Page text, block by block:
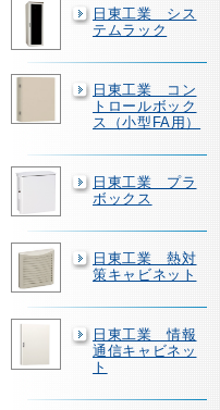
日東工業 シス
テムラック
日東工業 コン
トロールボック
ス（小型FA用）
日東工業 プラ
ボックス
日東工業 熱対
策キャビネット
日東工業 情報
通信キャビネッ
ト